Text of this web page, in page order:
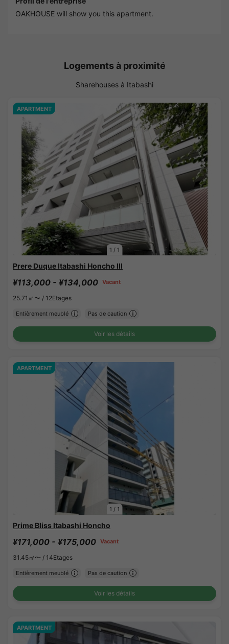
OAKHOUSE will show you this apartment.
Logements à proximité
Sharehouses à Itabashi
1 / 1
APARTMENT
Prere Duque Itabashi Honcho III
¥113,000 - ¥134,000 Vacant
25.71㎡〜 / 12Etages
Entièrement meublé Pas de caution
Voir les détails
1 / 1
APARTMENT
Prime Bliss Itabashi Honcho
¥171,000 - ¥175,000 Vacant
31.45㎡〜 / 14Etages
Entièrement meublé Pas de caution
Voir les détails
APARTMENT